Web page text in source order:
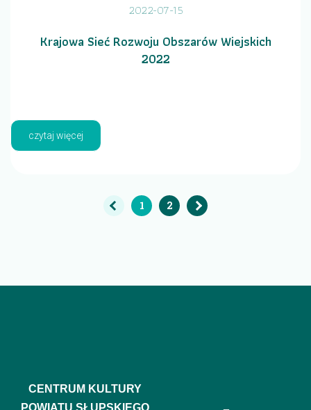
2022-07-15
Krajowa Sieć Rozwoju Obszarów Wiejskich
2022
czytaj więcej
1 2
CENTRUM KULTURY
POWIATU SŁUPSKIEGO